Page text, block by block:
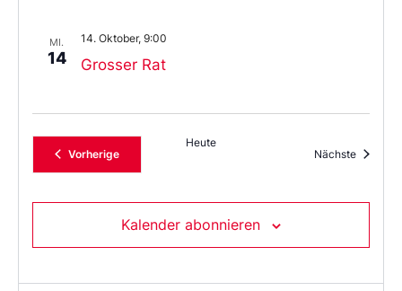
MI.
14 Grosser Rat
14. Oktober, 9:00
VorherigeVeranstaltungen
Heute
Nächste
Kalender abonnieren